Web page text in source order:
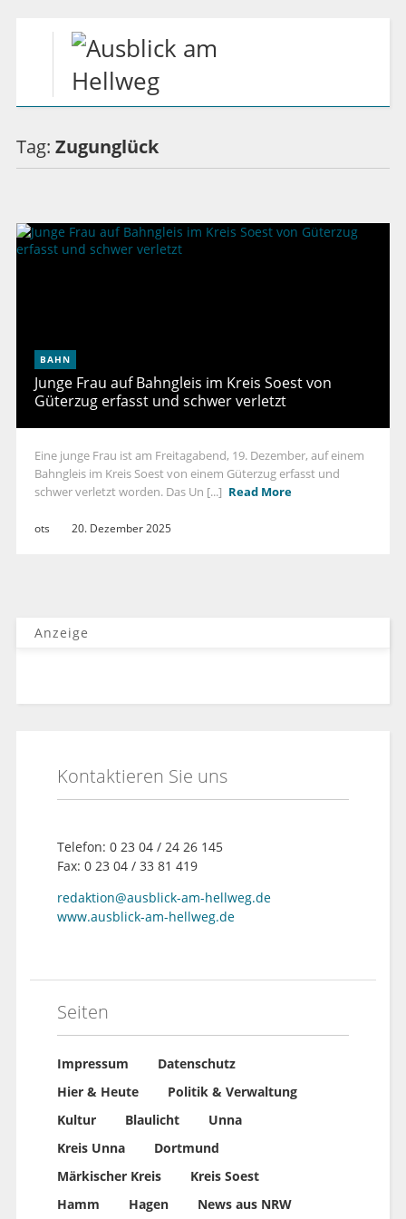
Tag: Zugunglück
BAHN
Junge Frau auf Bahngleis im Kreis Soest von
Güterzug erfasst und schwer verletzt
Eine junge Frau ist am Freitagabend, 19. Dezember, auf einem
Bahngleis im Kreis Soest von einem Güterzug erfasst und
schwer verletzt worden. Das Un [...] Read More
ots 20. Dezember 2025
Anzeige
Kontaktieren Sie uns
Telefon: 0 23 04 / 24 26 145
Fax: 0 23 04 / 33 81 419
redaktion@ausblick-am-hellweg.de
www.ausblick-am-hellweg.de
Seiten
Impressum
Datenschutz
Hier & Heute
Politik & Verwaltung
Kultur
Blaulicht
Unna
Kreis Unna
Dortmund
Märkischer Kreis
Kreis Soest
Hamm
Hagen News aus NRW